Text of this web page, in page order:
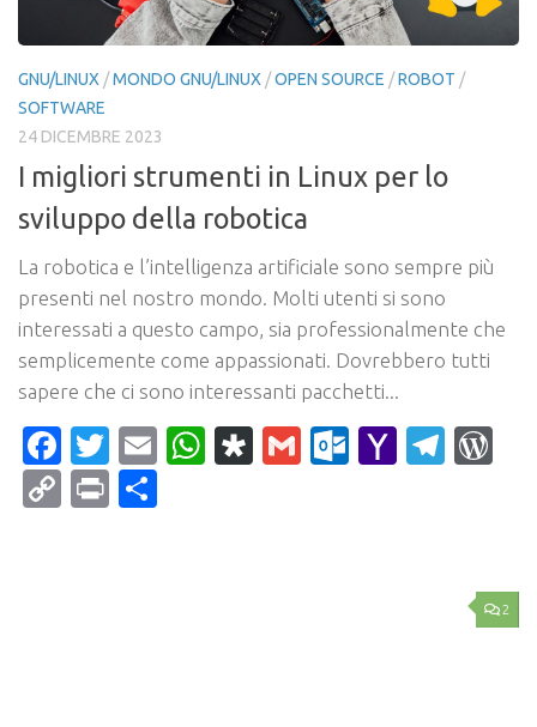
GNU/LINUX /MONDO GNU/LINUX /OPEN SOURCE /ROBOT /
SOFTWARE
24 DICEMBRE 2023
I migliori strumenti in Linux per lo
sviluppo della robotica
La robotica e l’intelligenza artificiale sono sempre più
presenti nel nostro mondo. Molti utenti si sono
interessati a questo campo, sia professionalmente che
semplicemente come appassionati. Dovrebbero tutti
sapere che ci sono interessanti pacchetti...
Facebook
Twitter
EmailWhatsApp
Diaspora
Gmail Yahoo
CopyPrint
2